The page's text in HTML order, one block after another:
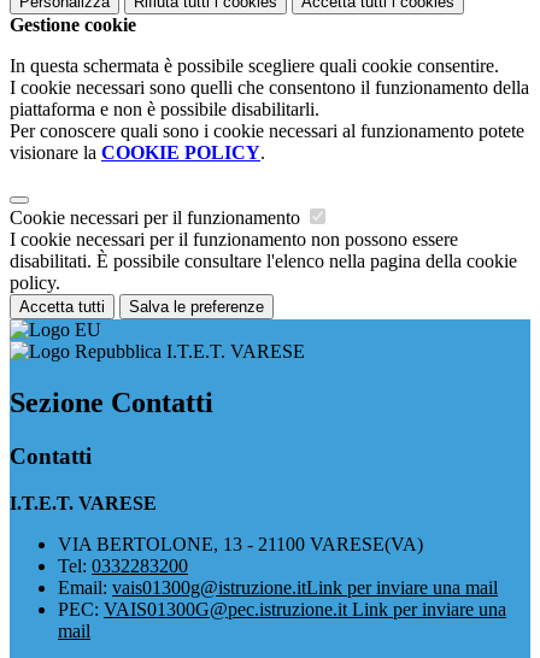
Gestione cookie
In questa schermata è possibile scegliere quali cookie consentire.
I cookie necessari sono quelli che consentono il funzionamento della
piattaforma e non è possibile disabilitarli.
Per conoscere quali sono i cookie necessari al funzionamento potete
visionare la COOKIE POLICY.
Cookie necessari per il funzionamento
I cookie necessari per il funzionamento non possono essere
disabilitati. È possibile consultare l'elenco nella pagina della cookie
policy.
Accetta tutti Salva le preferenze
I.T.E.T. VARESE
Sezione Contatti
Contatti
I.T.E.T. VARESE
VIA BERTOLONE, 13 - 21100 VARESE(VA)
Tel: 0332283200
Email: vais01300g@istruzione.itLink per inviare una mail
PEC: VAIS01300G@pec.istruzione.it Link per inviare una
mail